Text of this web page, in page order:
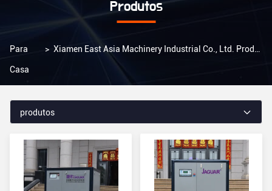
Produtos
Para
Casa
> Xiamen East Asia Machinery Industrial Co., Ltd. Produtos Online
produtos